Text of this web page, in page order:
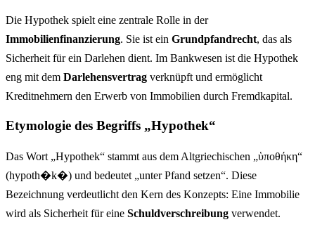
Die Hypothek spielt eine zentrale Rolle in der
Immobilienfinanzierung. Sie ist ein Grundpfandrecht, das als
Sicherheit für ein Darlehen dient. Im Bankwesen ist die Hypothek
eng mit dem Darlehensvertrag verknüpft und ermöglicht
Kreditnehmern den Erwerb von Immobilien durch Fremdkapital.
Etymologie des Begriffs „Hypothek“
Das Wort „Hypothek“ stammt aus dem Altgriechischen „ὑποθήκη“
(hypoth�k�) und bedeutet „unter Pfand setzen“. Diese
Bezeichnung verdeutlicht den Kern des Konzepts: Eine Immobilie
wird als Sicherheit für eine Schuldverschreibung verwendet.